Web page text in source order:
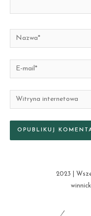
Nazwa*
mail*
Witryna
internetowa
2023 |